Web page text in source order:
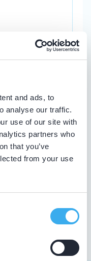
and ads, to
analyse our traffic.
use of our site with
partners who
that you’ve
from your use
3971 LD
3971 LD